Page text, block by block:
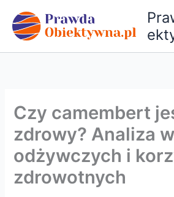
treści
Czy camembert
zdrowy? Analiza
odżywczych i
zdrowotnych